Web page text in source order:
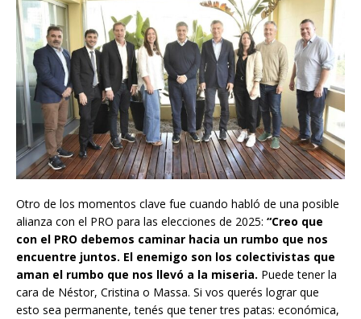
Otro de los momentos clave fue cuando habló de una posible
alianza con el PRO para las elecciones de 2025: “Creo que
con el PRO debemos caminar hacia un rumbo que nos
encuentre juntos. El enemigo son los colectivistas que
aman el rumbo que nos llevó a la miseria. Puede tener la
cara de Néstor, Cristina o Massa. Si vos querés lograr que
esto sea permanente, tenés que tener tres patas: económica,